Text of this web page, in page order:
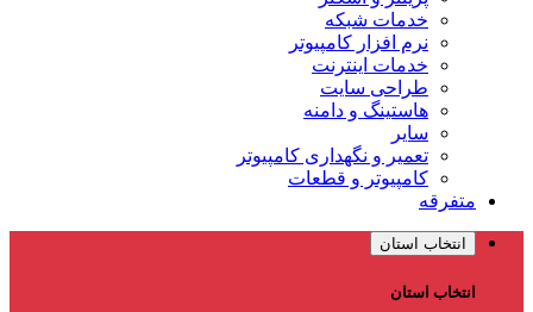
خدمات شبکه
نرم افزار کامپیوتر
خدمات اینترنت
طراحی سایت
هاستینگ و دامنه
سایر
تعمیر و نگهداری کامپیوتر
کامپیوتر و قطعات
متفرقه
انتخاب استان
انتخاب استان